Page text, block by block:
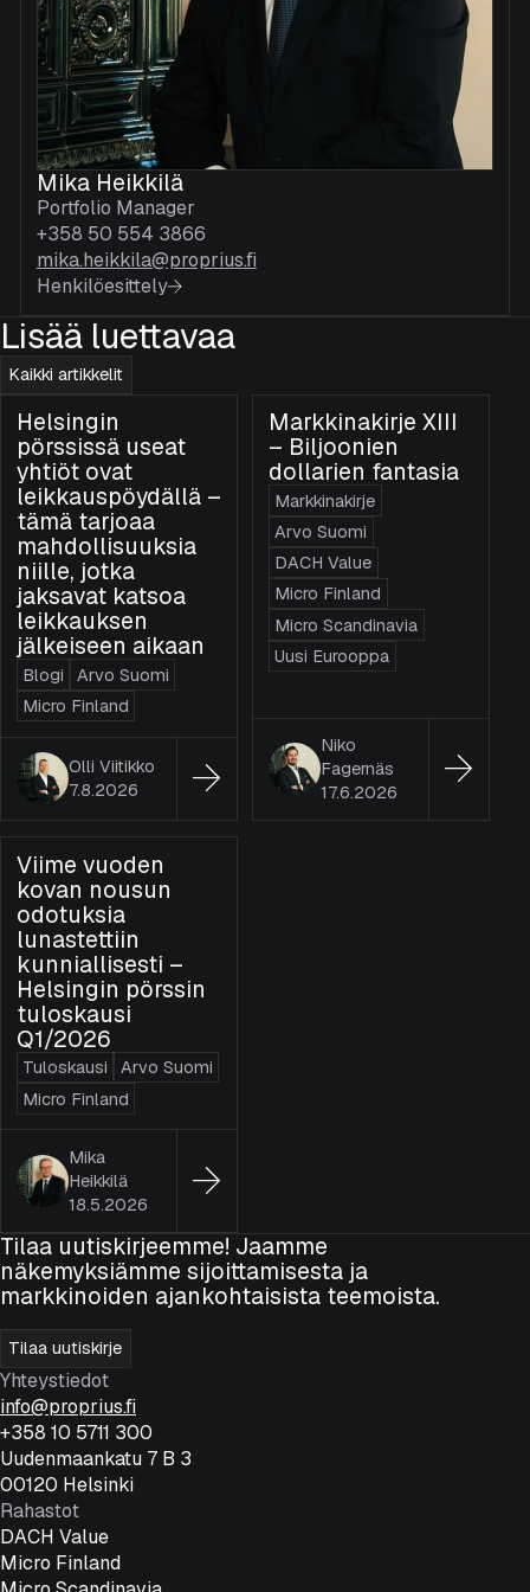
Mika Heikkilä
Portfolio Manager
+358 50 554 3866
mika.heikkila@proprius.fi
Henkilöesittely
Lisää luettavaa
Kaikki artikkelit
Helsingin
pörssissä useat
yhtiöt ovat
leikkauspöydällä –
tämä tarjoaa
mahdollisuuksia
niille, jotka
jaksavat katsoa
leikkauksen
jälkeiseen aikaan
Blogi
Arvo Suomi
Micro Finland
Olli Viitikko
7.8.2026
Markkinakirje XIII
– Biljoonien
dollarien fantasia
Markkinakirje
Arvo Suomi
DACH Value
Micro Finland
Micro Scandinavia
Uusi Eurooppa
Niko
Fagernäs
17.6.2026
Viime vuoden
kovan nousun
odotuksia
lunastettiin
kunniallisesti –
Helsingin pörssin
tuloskausi
Q1/2026
Tuloskausi
Arvo Suomi
Micro Finland
Mika
Heikkilä
18.5.2026
Tilaa uutiskirjeemme! Jaamme
näkemyksiämme sijoittamisesta ja
markkinoiden ajankohtaisista teemoista.
Tilaa uutiskirje
Yhteystiedot
info@proprius.fi
+358 10 5711 300
Uudenmaankatu 7 B 3
00120 Helsinki
Rahastot
DACH Value
Micro Finland